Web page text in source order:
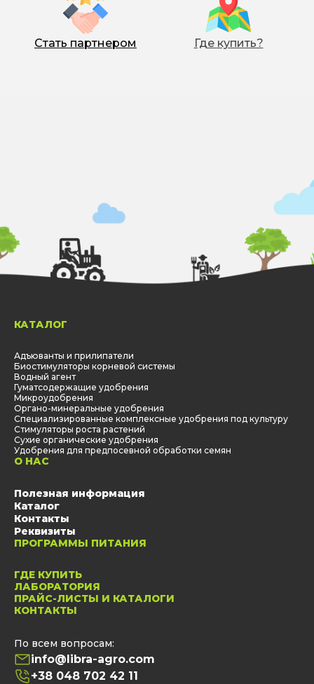
Стать партнером Где купить?
КАТАЛОГ
Адъюванты и прилипатели
Биостимуляторы корневой системы
Водный агент
Гуматсодержащие удобрения
Микроудобрения
Органо-минеральные удобрения
Специализированные комплексные удобрения под культуру
Стимуляторы роста растений
Сухие органические удобрения
Удобрения для предпосевной обработки семян
О НАС
Полезная информация
Каталог
Контакты
Реквизиты
ПРОГРАММЫ ПИТАНИЯ
ГДЕ КУПИТЬ
ЛАБОРАТОРИЯ
ПРАЙС-ЛИСТЫ И КАТАЛОГИ
КОНТАКТЫ
По всем вопросам:
info@libra-agro.com
+38 048 702 42 11